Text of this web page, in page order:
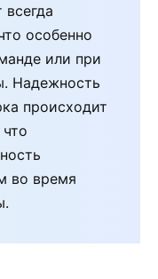
особенно
или при
Надежность
происходит
во время